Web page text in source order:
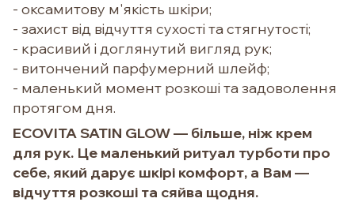
- оксамитову м'якість шкіри;
- захист від відчуття сухості та стягнутості;
- красивий і доглянутий вигляд рук;
- витончений парфумерний шлейф;
- маленький момент розкоші та задоволення
протягом дня.
ECOVITA SATIN GLOW — більше, ніж крем
для рук. Це маленький ритуал турботи про
себе, який дарує шкірі комфорт, а Вам —
відчуття розкоші та сяйва щодня.